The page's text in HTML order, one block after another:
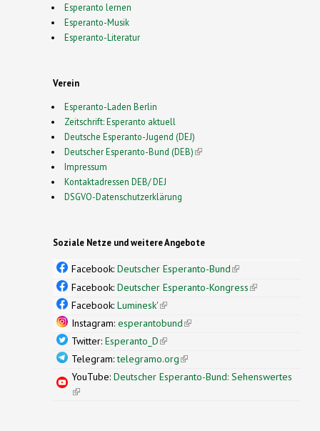
Esperanto lernen
Esperanto-Musik
Esperanto-Literatur
Verein
Esperanto-Laden Berlin
Zeitschrift: Esperanto aktuell
Deutsche Esperanto-Jugend (DEJ)
Deutscher Esperanto-Bund (DEB)(link is external)
Impressum
Kontaktadressen DEB/ DEJ
DSGVO-Datenschutzerklärung
Soziale Netze und weitere Angebote
Facebook: Deutscher Esperanto-Bund(link is
external)
Facebook: Deutscher Esperanto-Kongress(link is
Facebook: Luminesk'(link is external)
Instagram: esperantobund(link is external)
Twitter: Esperanto_D(link is external)
Telegram:telegramo.org(link is external)
YouTube: Deutscher Esperanto-Bund: Sehenswertes
(link is external)